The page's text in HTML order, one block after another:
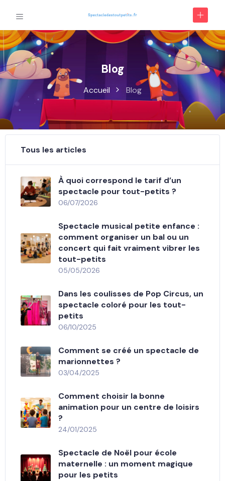
Blog
Accueil Blog
Tous les articles
À quoi correspond le tarif d’un
spectacle pour tout-petits ?
06/07/2026
Spectacle musical petite enfance :
comment organiser un bal ou un
concert qui fait vraiment vibrer les
tout-petits
05/05/2026
Dans les coulisses de Pop Circus, un
spectacle coloré pour les tout-
petits
06/10/2025
Comment se créé un spectacle de
marionnettes ?
03/04/2025
Comment choisir la bonne
animation pour un centre de loisirs
?
24/01/2025
Spectacle de Noël pour école
maternelle : un moment magique
pour les petits